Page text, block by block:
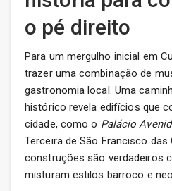
o pé direito
Para um mergulho inicial em
trazer uma combinação de
gastronomia local. Uma
histórico revela edifícios que
cidade, como o Palácio
Terceira de São Francisco das
construções são verdadeiros
misturam estilos barroco e